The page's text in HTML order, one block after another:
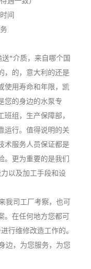
间
*介质，来自哪个国
，的，意大利的还是
使用寿命和年限，凯
您的身边的水泵专
组，生产保障部，
运行。值得说明的关
术服务人员保证都是
。更为重要的是我们
以及加工手段和设
司工厂考察，也可
。在任何地方您都可
行维修改造工作的。
边，为您服务，为您